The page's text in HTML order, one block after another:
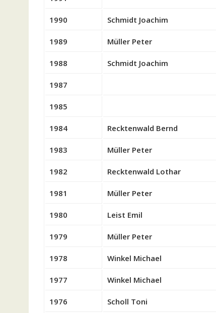
1990 Schmidt Joachim
1989 Müller Peter
1988 Schmidt Joachim
1987
1985
1984 Recktenwald Bernd
1983 Müller Peter
1982 Recktenwald Lothar
1981 Müller Peter
1980 Leist Emil
1979 Müller Peter
1978 Winkel Michael
1977 Winkel Michael
1976 Scholl Toni